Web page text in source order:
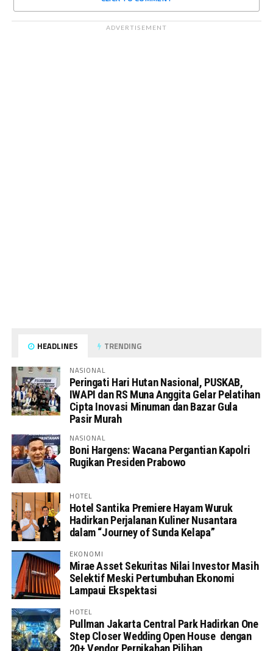
ADVERTISEMENT
HEADLINES TRENDING
NASIONAL
Peringati Hari Hutan Nasional, PUSKAB,
IWAPI dan RS Muna Anggita Gelar Pelatihan
Cipta Inovasi Minuman dan Bazar Gula
Pasir Murah
NASIONAL
Boni Hargens: Wacana Pergantian Kapolri
Rugikan Presiden Prabowo
HOTEL
Hotel Santika Premiere Hayam Wuruk
Hadirkan Perjalanan Kuliner Nusantara
dalam “Journey of Sunda Kelapa”
EKONOMI
Mirae Asset Sekuritas Nilai Investor Masih
Selektif Meski Pertumbuhan Ekonomi
Lampaui Ekspektasi
HOTEL
Pullman Jakarta Central Park Hadirkan One
Step Closer Wedding Open House dengan
20+ Vendor Pernikahan Pilihan